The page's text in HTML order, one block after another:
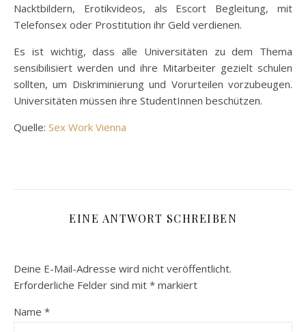
Nacktbildern, Erotikvideos, als Escort Begleitung, mit
Telefonsex oder Prostitution ihr Geld verdienen.
Es ist wichtig, dass alle Universitäten zu dem Thema
sensibilisiert werden und ihre Mitarbeiter gezielt schulen
sollten, um Diskriminierung und Vorurteilen vorzubeugen.
Universitäten müssen ihre StudentInnen beschützen.
Quelle: Sex Work Vienna
EINE ANTWORT SCHREIBEN
Deine E-Mail-Adresse wird nicht veröffentlicht.
Erforderliche Felder sind mit * markiert
Name *